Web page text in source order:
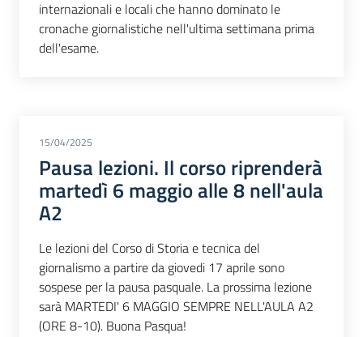
internazionali e locali che hanno dominato le
cronache giornalistiche nell'ultima settimana prima
dell'esame.
15/04/2025
Pausa lezioni. Il corso riprenderà
martedì 6 maggio alle 8 nell'aula
A2
Le lezioni del Corso di Storia e tecnica del
giornalismo a partire da giovedi 17 aprile sono
sospese per la pausa pasquale. La prossima lezione
sarà MARTEDI' 6 MAGGIO SEMPRE NELL'AULA A2
(ORE 8-10). Buona Pasqua!